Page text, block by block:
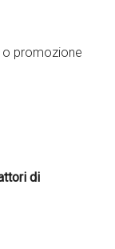
promozione
di